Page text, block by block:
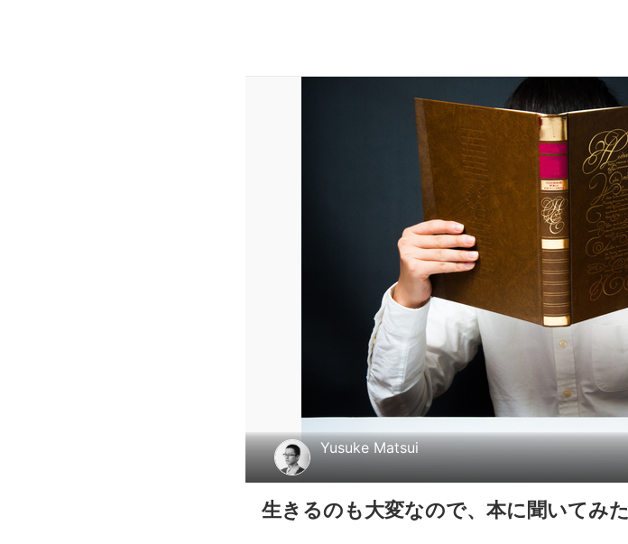
Yusuke Matsui
生きるのも大変なので、本に聞いてみた